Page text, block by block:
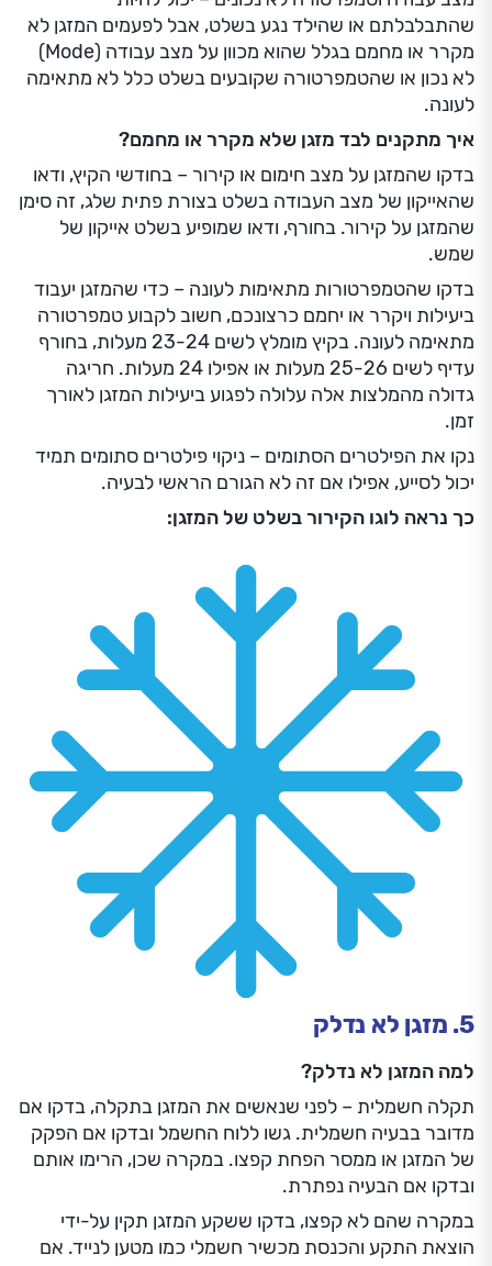
שהתבלבלתם או שהילד נגע בשלט, אבל לפעמים המזגן לא
מקרר או מחמם בגלל שהוא מכוון על מצב עבודה (Mode)
לא נכון או שהטמפרטורה שקובעים בשלט כלל לא מתאימה
לעונה.
איך מתקנים לבד מזגן שלא מקרר או מחמם?
בדקו שהמזגן על מצב חימום או קירור – בחודשי הקיץ, ודאו
שהאייקון של מצב העבודה בשלט בצורת פתית שלג, זה סימן
שהמזגן על קירור. בחורף, ודאו שמופיע בשלט אייקון של
שמש.
בדקו שהטמפרטורות מתאימות לעונה – כדי שהמזגן יעבוד
ביעילות ויקרר או יחמם כרצונכם, חשוב לקבוע טמפרטורה
מתאימה לעונה. בקיץ מומלץ לשים 23-24 מעלות, בחורף
עדיף לשים 25-26 מעלות או אפילו 24 מעלות. חריגה
גדולה מהמלצות אלה עלולה לפגוע ביעילות המזגן לאורך
זמן.
נקו את הפילטרים הסתומים – ניקוי פילטרים סתומים תמיד
יכול לסייע, אפילו אם זה לא הגורם הראשי לבעיה.
כך נראה לוגו הקירור בשלט של המזגן:
5. מזגן לא נדלק
למה המזגן לא נדלק?
תקלה חשמלית – לפני שנאשים את המזגן בתקלה, בדקו אם
מדובר בבעיה חשמלית. גשו ללוח החשמל ובדקו אם הפקק
של המזגן או ממסר הפחת קפצו. במקרה שכן, הרימו אותם
ובדקו אם הבעיה נפתרת.
במקרה שהם לא קפצו, בדקו ששקע המזגן תקין על-ידי
הוצאת התקע והכנסת מכשיר חשמלי כמו מטען לנייד. אם